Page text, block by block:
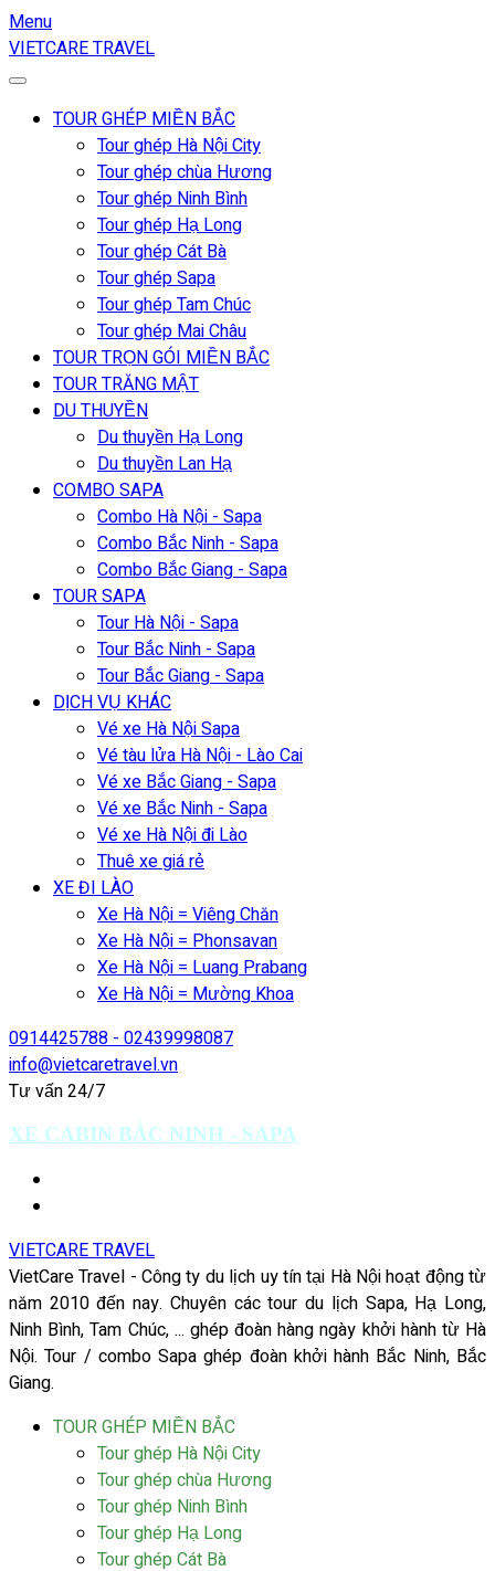
Menu
VIETCARE TRAVEL
TOUR GHÉP MIỀN BẮC
Tour ghép Hà Nội City
Tour ghép chùa Hương
Tour ghép Ninh Bình
Tour ghép Hạ Long
Tour ghép Cát Bà
Tour ghép Sapa
Tour ghép Tam Chúc
Tour ghép Mai Châu
TOUR TRỌN GÓI MIỀN BẮC
TOUR TRĂNG MẬT
DU THUYỀN
Du thuyền Hạ Long
Du thuyền Lan Hạ
COMBO SAPA
Combo Hà Nội - Sapa
Combo Bắc Ninh - Sapa
Combo Bắc Giang - Sapa
TOUR SAPA
Tour Hà Nội - Sapa
Tour Bắc Ninh - Sapa
Tour Bắc Giang - Sapa
DỊCH VỤ KHÁC
Vé xe Hà Nội Sapa
Vé tàu lửa Hà Nội - Lào Cai
Vé xe Bắc Giang - Sapa
Vé xe Bắc Ninh - Sapa
Vé xe Hà Nội đi Lào
Thuê xe giá rẻ
XE ĐI LÀO
Xe Hà Nội = Viêng Chăn
Xe Hà Nội = Phonsavan
Xe Hà Nội = Luang Prabang
Xe Hà Nội = Mường Khoa
0914425788 - 02439998087
info@vietcaretravel.vn
Tư vấn 24/7
XE CABIN BẮC NINH - SAPA
VIETCARE TRAVEL
VietCare Travel - Công ty du lịch uy tín tại Hà Nội hoạt động từ
năm 2010 đến nay. Chuyên các tour du lịch Sapa, Hạ Long,
Ninh Bình, Tam Chúc, ... ghép đoàn hàng ngày khởi hành từ Hà
Nội. Tour / combo Sapa ghép đoàn khởi hành Bắc Ninh, Bắc
Giang.
TOUR GHÉP MIỀN BẮC
Tour ghép Hà Nội City
Tour ghép chùa Hương
Tour ghép Ninh Bình
Tour ghép Hạ Long
Tour ghép Cát Bà